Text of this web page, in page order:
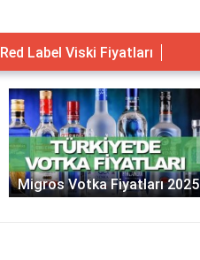
Red Label Viski Fiyatları
Migros Votka Fiyatları 2025